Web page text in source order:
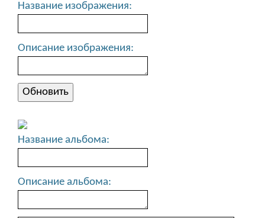
Название изображения:
Описание изображения:
Название альбома:
Описание альбома: